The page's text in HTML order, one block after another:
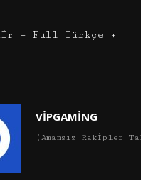
– Full Türkçe +
VİPGAMİNG
(Amansız Rakipler